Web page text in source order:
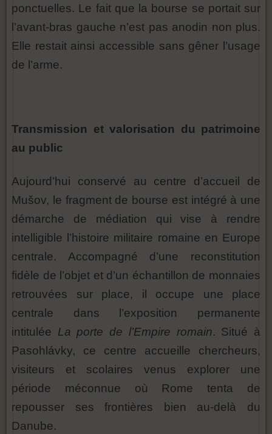
ponctuelles. Le fait que la bourse se portait sur
l’avant-bras gauche n’est pas anodin non plus.
Elle restait ainsi accessible sans gêner l’usage
de l’arme.
Transmission et valorisation du patrimoine
au public
Aujourd’hui conservé au centre d’accueil de
Mušov, le fragment de bourse est intégré à une
démarche de médiation qui vise à rendre
intelligible l’histoire militaire romaine en Europe
centrale. Accompagné d’une reconstitution
fidèle de l’objet et d’un échantillon de monnaies
retrouvées sur place, il occupe une place
centrale dans l’exposition permanente
intitulée La porte de l’Empire romain. Situé à
Pasohlávky, ce centre accueille chercheurs,
visiteurs et scolaires venus explorer une
période méconnue où Rome tenta de
repousser ses frontières bien au-delà du
Danube.